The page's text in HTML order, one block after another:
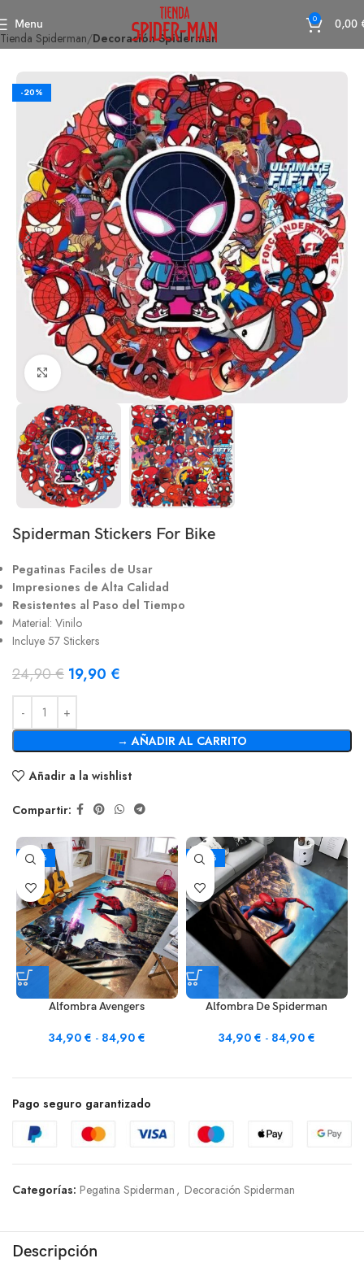
Menu 0 0,00
Tienda Spiderman Decoración Spiderman
-20%
Clic para ampliar
Spiderman Stickers For Bike
Pegatinas Faciles de Usar
Impresiones de Alta Calidad
Resistentes al Paso del Tiempo
Material: Vinilo
Incluye 57 Stickers
24,90€ 19,90 €
→ AÑADIR AL CARRITO
Añadir a la wishlist
Compartir:
-22%
Alfombra Avengers
34,90€ - 84,90€
-22%
Alfombra De Spiderman
34,90€ - 84,90€
Pago seguro garantizado
Categorías: Pegatina Spiderman , Decoración Spiderman
Descripción